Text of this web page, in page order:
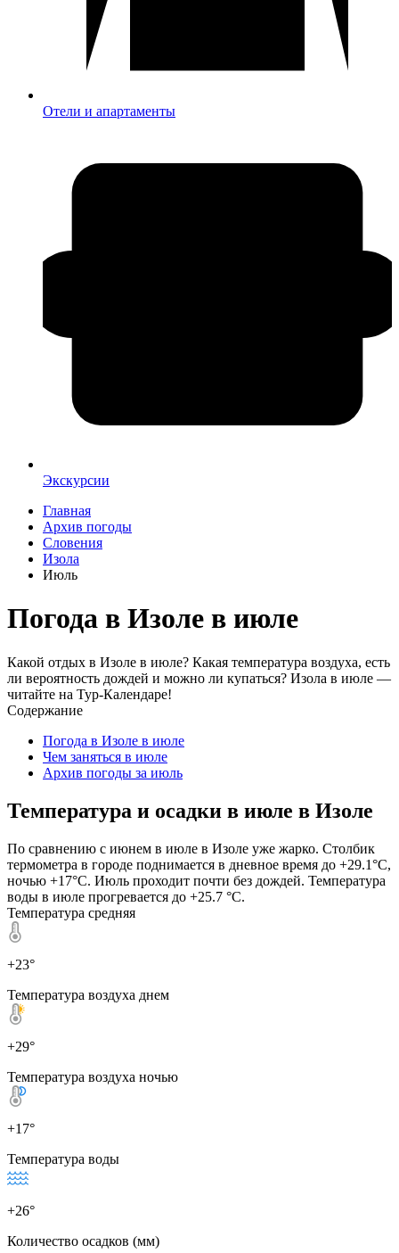
Отели и апартаменты
Экскурсии
Главная
Архив погоды
Словения
Изола
Июль
Погода в Изоле в июле
Какой отдых в Изоле в июле? Какая температура воздуха, есть
ли вероятность дождей и можно ли купаться? Изола в июле —
читайте на Тур-Календаре!
Содержание
Погода в Изоле в июле
Чем заняться в июле
Архив погоды за июль
Температура и осадки в июле в Изоле
По сравнению с июнем в июле в Изоле уже жарко. Столбик
термометра в городе поднимается в дневное время до +29.1°C,
ночью +17°C. Июль проходит почти без дождей. Температура
воды в июле прогревается до +25.7 °C.
Температура средняя
+23°
Температура воздуха днем
+29°
Температура воздуха ночью
+17°
Температура воды
+26°
Количество осадков (мм)